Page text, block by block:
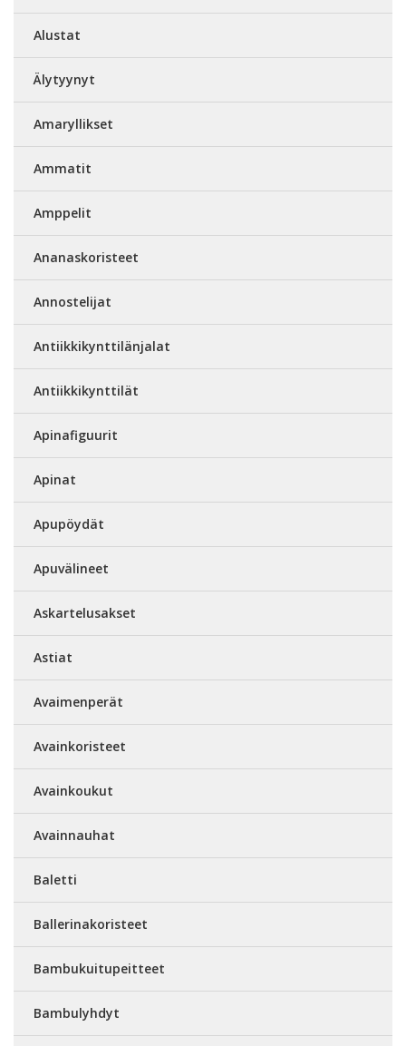
Alustat
Älytyynyt
Amaryllikset
Ammatit
Amppelit
Ananaskoristeet
Annostelijat
Antiikkikynttilänjalat
Antiikkikynttilät
Apinafiguurit
Apinat
Apupöydät
Apuvälineet
Askartelusakset
Astiat
Avaimenperät
Avainkoristeet
Avainkoukut
Avainnauhat
Baletti
Ballerinakoristeet
Bambukuitupeitteet
Bambulyhdyt